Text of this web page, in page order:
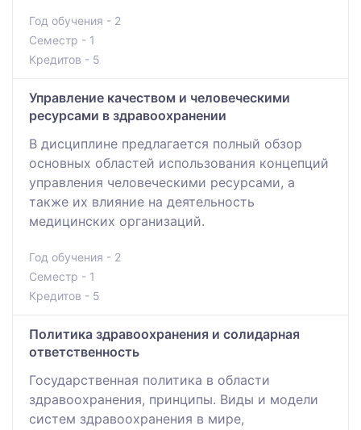
Год обучения - 2
Семестр - 1
Кредитов - 5
Управление качеством и человеческими
ресурсами в здравоохранении
В дисциплине предлагается полный обзор
основных областей использования концепций
управления человеческими ресурсами, а
также их влияние на деятельность
медицинских организаций.
Год обучения - 2
Семестр - 1
Кредитов - 5
Политика здравоохранения и солидарная
ответственность
Государственная политика в области
здравоохранения, принципы. Виды и модели
систем здравоохранения в мире,